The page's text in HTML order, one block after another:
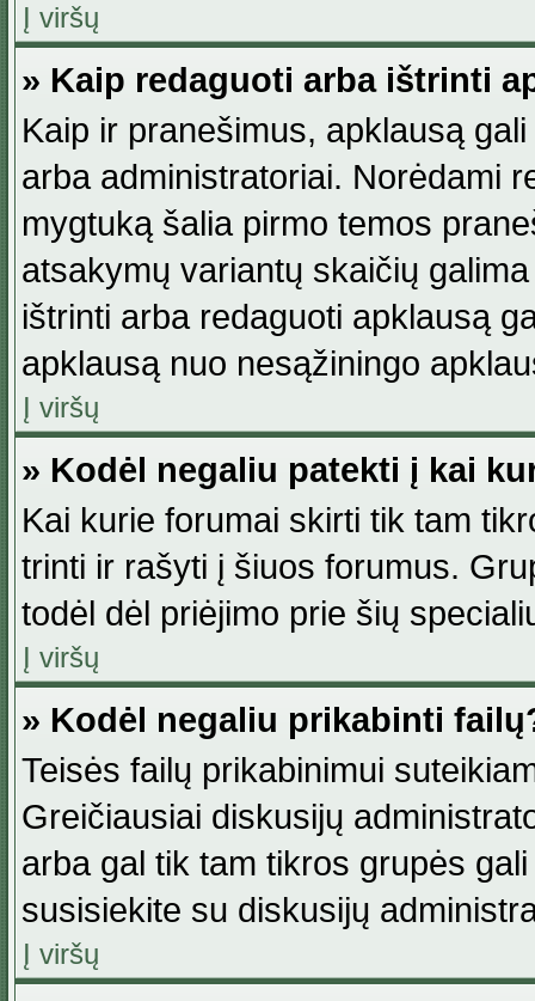
Į viršų
» Kaip redaguoti arba ištrinti
Kaip ir pranešimus, apklausą
arba administratoriai. Norėdami
mygtuką šalia pirmo temos
atsakymų variantų skaičių
ištrinti arba redaguoti apklausą
apklausą nuo nesąžiningo
Į viršų
» Kodėl negaliu patekti į kai
Kai kurie forumai skirti tik tam
trinti ir rašyti į šiuos forumus.
todėl dėl priėjimo prie šių
Į viršų
» Kodėl negaliu prikabinti
Teisės failų prikabinimui
Greičiausiai diskusijų
arba gal tik tam tikros grupės
susisiekite su diskusijų
Į viršų